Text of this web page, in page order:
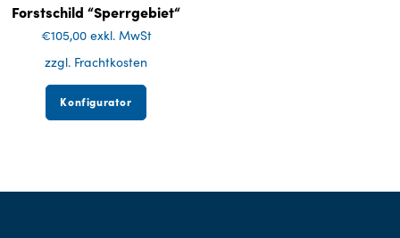
Forstschild “Sperrgebiet“
€105,00 exkl. MwSt
zzgl. Frachtkosten
Konfigurator